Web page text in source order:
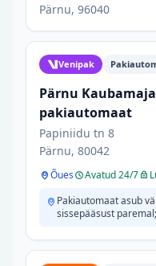
Pärnu, 96040
Venipak
Pärnu
pakiautomaat
Papiniidu tn 8
Pärnu, 80042
Õues Avatud 24/7
Pakiautomaat asub
sissepääsust